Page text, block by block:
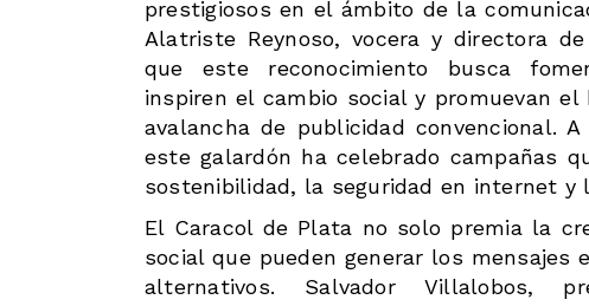
prestigiosos en el ámbito de la
Alatriste Reynoso, vocera y directora
que este reconocimiento busca
inspiren el cambio social y promuevan
avalancha de publicidad convencional.
este galardón ha celebrado campañas
sostenibilidad, la seguridad en internet y
El Caracol de Plata no solo premia la
social que pueden generar los mensajes
alternativos. Salvador Villalobos,